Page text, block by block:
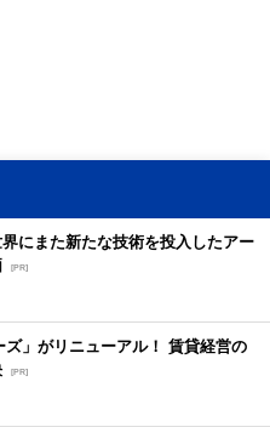
界にまた新たな技術を投入したアー
[PR]
ズ」がリニューアル！ 賃貸経営の
[PR]